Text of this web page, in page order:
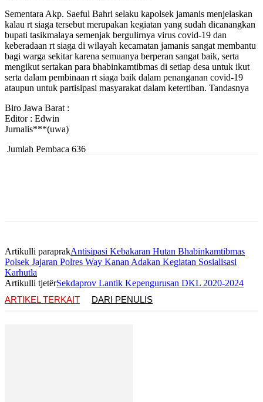
Sementara Akp. Saeful Bahri selaku kapolsek jamanis menjelaskan
kalau rt siaga tersebut merupakan kegiatan yang sudah dicanangkan
bupati tasikmalaya semenjak bergulirnya virus covid-19 dan
keberadaan rt siaga di wilayah kecamatan jamanis sangat membantu
bagi warga sekitar karena semuanya berperan sangat baik, serta
mengikut sertakan para bhabinkamtibmas di setiap desa untuk ikut
serta dalam pembinaan rt siaga baik dalam penanganan covid-19
ataupun untuk partisipasi masyarakat dalam ketertiban. Tandasnya
Biro Jawa Barat :
Editor : Edwin
Jurnalis***(uwa)
Jumlah Pembaca 636
Artikulli paraprakAntisipasi Kebakaran Hutan Bhabinkamtibmas
Polsek Jajaran Polres Way Kanan Adakan Kegiatan Sosialisasi
Karhutla
Artikulli tjetërSekdaprov Lantik Kepengurusan DKL 2020-2024
ARTIKEL TERKAIT
DARI PENULIS